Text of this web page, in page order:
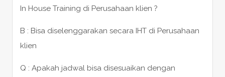
In House Training di Perusahaan klien ?
B : Bisa diselenggarakan secara IHT di Perusahaan
klien
Q : Apakah jadwal bisa disesuaikan dengan